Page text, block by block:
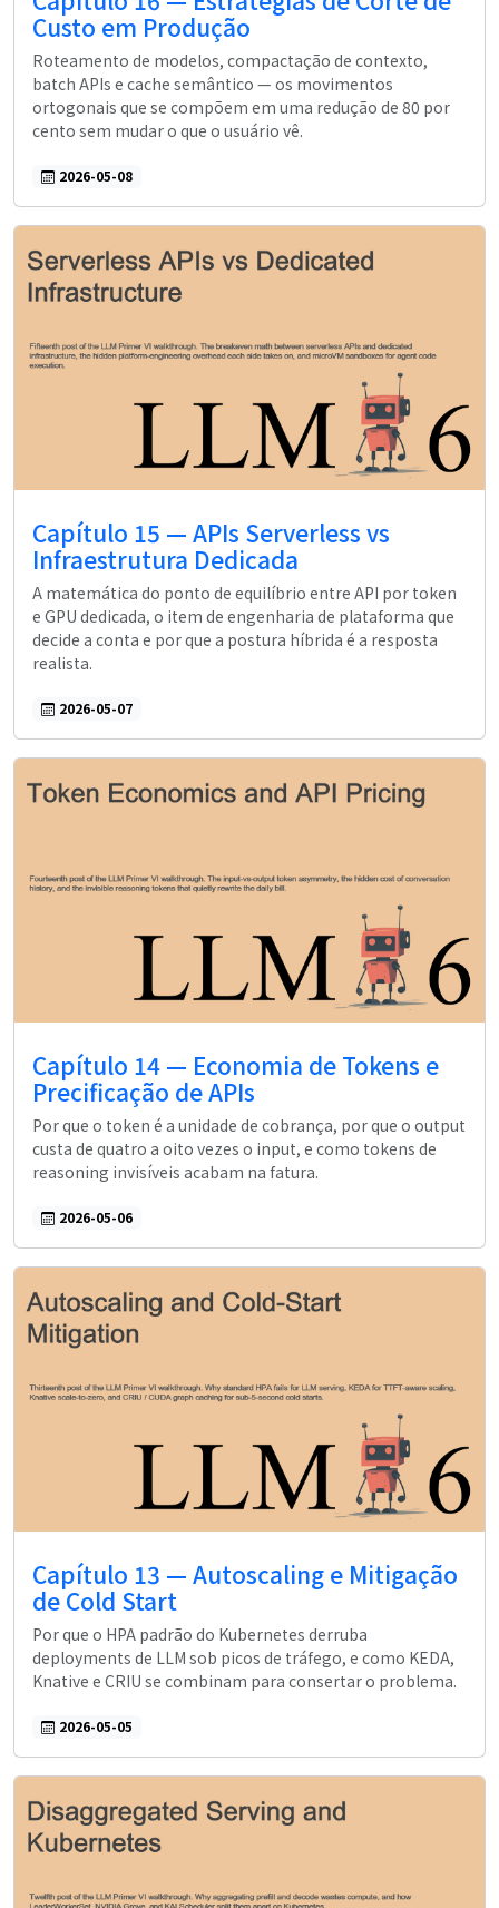
Custo em Produção
Roteamento de modelos, compactação de contexto,
batch APIs e cache semântico — os movimentos
ortogonais que se compõem em uma redução de 80 por
cento sem mudar o que o usuário vê.
2026-05-08
Capítulo 15 — APIs Serverless vs
Infraestrutura Dedicada
A matemática do ponto de equilíbrio entre API por token
e GPU dedicada, o item de engenharia de plataforma que
decide a conta e por que a postura híbrida é a resposta
realista.
2026-05-07
Capítulo 14 — Economia de Tokens e
Precificação de APIs
Por que o token é a unidade de cobrança, por que o output
custa de quatro a oito vezes o input, e como tokens de
reasoning invisíveis acabam na fatura.
2026-05-06
Capítulo 13 — Autoscaling e Mitigação
de Cold Start
Por que o HPA padrão do Kubernetes derruba
deployments de LLM sob picos de tráfego, e como KEDA,
Knative e CRIU se combinam para consertar o problema.
2026-05-05